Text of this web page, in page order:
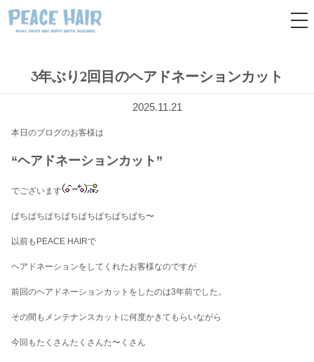
3年ぶり2回目のヘアドネーションカット
2025.11.21
本日のブログのお客様は
“ヘアドネーションカット”
でございます
ぱちぱちぱちぱちぱちぱちぱちぱち〜
以前もPEACE HAIRで
ヘアドネーションをしてくれたお客様なのですが
前回のヘアドネーションカットをしたのは3年前でした。
その間もメンテナンスカットに何度かきてもらいながら
今回もたくさんたくさんた〜くさん